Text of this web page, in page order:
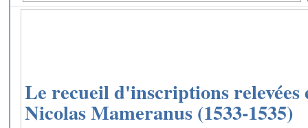
Le recueil d'inscriptions relevées
Nicolas Mameranus (1533-1535)